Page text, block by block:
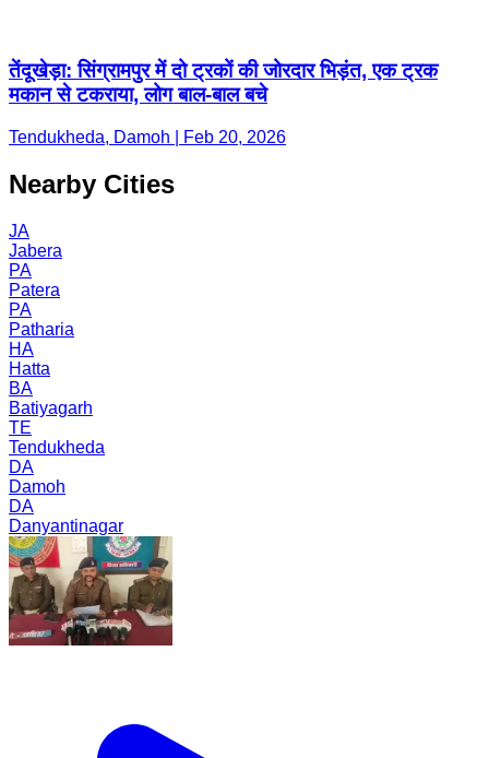
तेंदूखेड़ा: सिंग्रामपुर में दो ट्रकों की जोरदार भिड़ंत, एक ट्रक
मकान से टकराया, लोग बाल-बाल बचे
Tendukheda, Damoh | Feb 20, 2026
Nearby Cities
JA
Jabera
PA
Patera
PA
Patharia
HA
Hatta
BA
Batiyagarh
TE
Tendukheda
DA
Damoh
DA
Danyantinagar